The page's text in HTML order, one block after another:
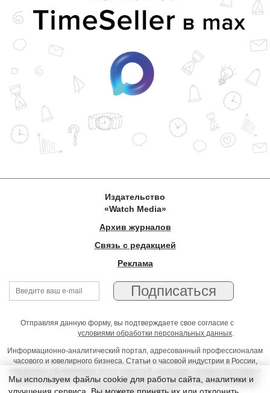
Издательство
«Watch Media»
Архив журналов
Связь с редакцией
Реклама
Отправляя данную форму, вы подтверждаете свое согласие с
условиями обработки персональных данных.
Информационно-аналитический портал, адресованный профессионалам
часового и ювелирного бизнеса. Статьи о часовой индустрии в России,
ежедневно обновляемая лента новостей, календарь часовых выставок и
презентаций, on-line консультации юриста, профессиональный форум
Мы используем файлы cookie для работы сайта, аналитики и